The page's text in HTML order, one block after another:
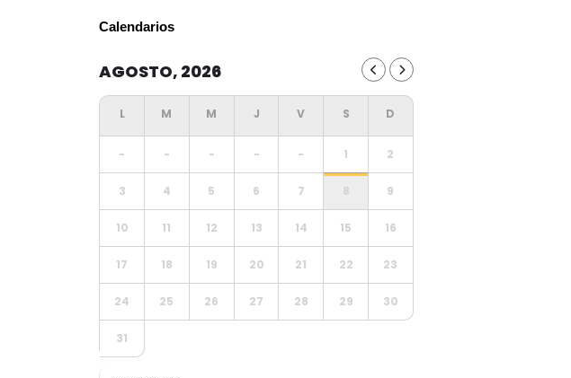
Calendarios
AGOSTO, 2026
- - - - - 1 2
3 4 5 6 7 8 9
10 11 12 13 14 15 16
17 18 19 20 21 22 23
24 25 26 27 28 29 30
31